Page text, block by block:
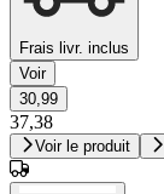
Frais livr. inclus
Voir
30,99
37,38
Voir le produit